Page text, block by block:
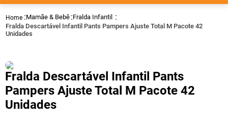
Mamãe & Bebê Fralda Infantil
Fralda Descartável Infantil Pants Pampers Ajuste Total M Pacote 42
Unidades
Fralda Descartável Infantil Pants
Pampers Ajuste Total M Pacote 42
Unidades
2º
gelmax
4º
5º
protetor solar
6
shampoo